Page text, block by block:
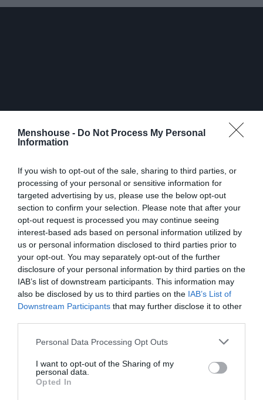
Menshouse - Do Not Process My Personal
Information
If you wish to opt-out of the sale, sharing to third parties, or
processing of your personal or sensitive information for
targeted advertising by us, please use the below opt-out
section to confirm your selection. Please note that after your
opt-out request is processed you may continue seeing
interest-based ads based on personal information utilized by
us or personal information disclosed to third parties prior to
your opt-out. You may separately opt-out of the further
disclosure of your personal information by third parties on the
IAB’s list of downstream participants. This information may
also be disclosed by us to third parties on the IAB’s List of
Downstream Participants that may further disclose it to other
Personal Data Processing Opt Outs
I want to opt-out of the Sharing of my
personal data.
Opted In
Ωστόσο η αγάπη του μπαμπά για τα εδέσματα που
προκαλούν έμφραγμα και χοληστερίνη τον κράτησε
μακριά από το μαγικό κόσμο του NBA, γεγονός που τον
κάνει τον τρίτο –μετά τους Γκάλη και Διαμαντίδη–
παιχταρά που δεν έκανε το βήμα για την αντίπερα όχθη
του Ατλαντικού. Το μπάσκετ όμως, το γνήσιο, της
Γηραιάς Ηπείρου, αυτό για το οποίο αγωνίστηκαν οι
πρωτεργάτες της ευρωπαϊκής ενοποίησης, στηρίχθηκε
στη λαϊκότητα των ηρώων της γειτονιάς.
Παπάγου, Καλλιθέα, Περιστέρι. Κάθε μία τους δικούς
της, με ορισμένους βέβαια να ξεχωρίζουν λόγω ψυχής,
σωματοδομής αλλά και της σχέσης τους με το